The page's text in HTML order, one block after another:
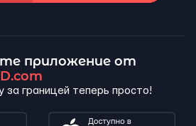
приложение от
за границей теперь просто!